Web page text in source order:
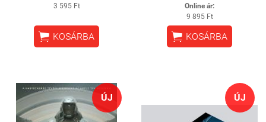
3 595 Ft
 KOSÁRBA
Online ár:
9 895 Ft
 KOSÁRBA
ÚJ ÚJ